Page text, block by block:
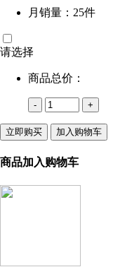
月销量：25件
请选择
商品总价：
- +
立即购买 加入购物车
商品加入购物车